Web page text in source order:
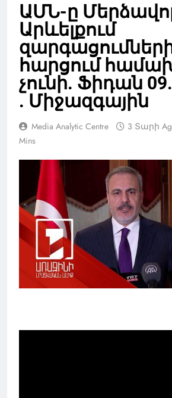
ԱՄՆ-ը
Արևելքում
հարցում
չունի. Ֆիդան
. Միջազգային
Media Analytic Centre 3 Տարի
Mins